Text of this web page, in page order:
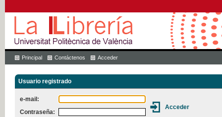
Principal Contáctenos Acceder
Usuario registrado
e-mail:
Contraseña: